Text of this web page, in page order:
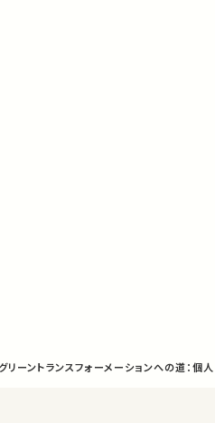
ーントランスフォーメーションへの道：個